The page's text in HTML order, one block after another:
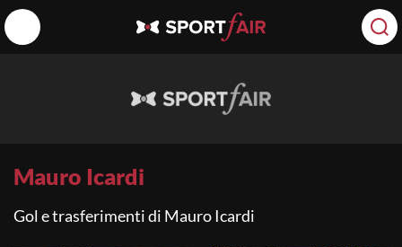
Mauro Icardi
Gol e trasferimenti di Mauro Icardi